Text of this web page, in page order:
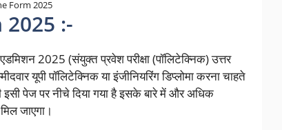
Form 2025
2025 :-
2025 (संयुक्त प्रवेश परीक्षा (पॉलिटेक्निक) उत्तर
यूपी पॉलिटेक्निक या इंजीनियरिंग डिप्लोमा करना चाहते
इसी पेज पर नीचे दिया गया है इसके बारे में और अधिक
जाएगा।